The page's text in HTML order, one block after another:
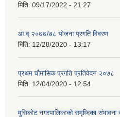
मिति: 09/17/2022 - 21:27
आ.व् २०७७/७८ योजना प्रगति विवरण
मिति: 12/28/2020 - 13:17
प्रथम चाैमासिक प्रगति प्रतिवेदन २०७८
मिति: 12/04/2020 - 12:54
मुसिकाेट नगरपालिकाकाे समृध्दिका